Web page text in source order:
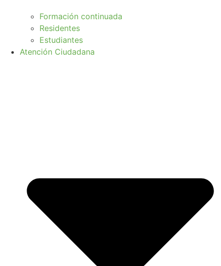
Formación continuada
Residentes
Estudiantes
Atención Ciudadana